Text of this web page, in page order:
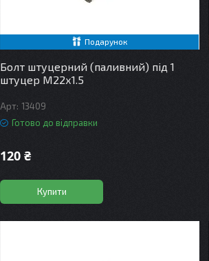
Подарунок
Болт штуцерний (паливний) під 1
штуцер М22х1.5
13409
Готово до відправки
120 ₴
Купити